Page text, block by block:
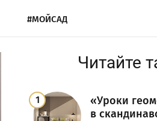
#МОЙСАД
Читайте
«Уроки
в